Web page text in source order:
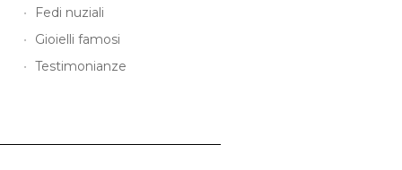
Fedi nuziali
Gioielli famosi
Testimonianze